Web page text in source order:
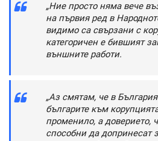
„Ние просто няма вече
на първия ред в
видимо са свързани с
категоричен е бившият
външните работи.
„Аз смятам, че в
българите към
променило, а доверието,
способни да допринесат